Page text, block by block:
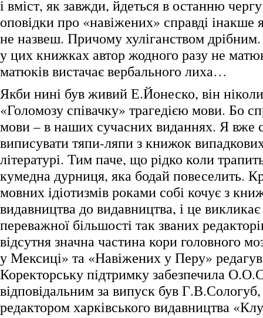
і вміст, як завжди, йдеться в останню
оповідки про «навіжених» справді інакше
не назвеш. Причому хуліганством
у цих книжках автор жодного разу не
матюків вистачає вербального лиха…
Якби нині був живий Е.Йонеско, він
«Голомозу співачку» трагедією мови. Бо
мови – в наших сучасних виданнях. Я вже
виписувати тяпи-ляпи з книжок
літературі. Тим паче, що рідко коли
кумедна дурниця, яка бодай повеселить.
мовних ідіотизмів роками собі кочує з
видавництва до видавництва, і це
переважної більшості так званих
відсутня значна частина кори головного
у Мексиці» та «Навіжених у Перу»
Коректорську підтримку забезпечила
відповідальним за випуск був
редактором харківського видавництва